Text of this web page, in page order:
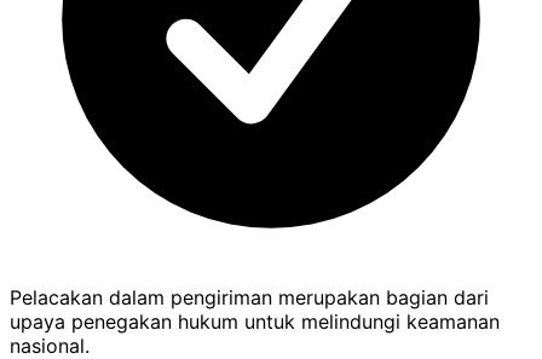
Pelacakan dalam pengiriman merupakan bagian dari
upaya penegakan hukum untuk melindungi keamanan
nasional.